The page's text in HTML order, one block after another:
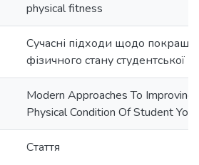
physical fitness
Сучасні підходи щодо
фізичного стану студентської
Modern Approaches To Improving
Physical Condition Of Student
Стаття